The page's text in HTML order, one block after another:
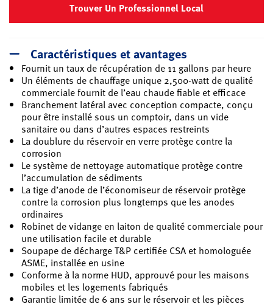
Trouver Un Professionnel Local
Caractéristiques et avantages
Fournit un taux de récupération de 11 gallons par heure
Un éléments de chauffage unique 2,500-watt de qualité
commerciale fournit de l’eau chaude fiable et efficace
Branchement latéral avec conception compacte, conçu
pour être installé sous un comptoir, dans un vide
sanitaire ou dans d’autres espaces restreints
La doublure du réservoir en verre protège contre la
corrosion
Le système de nettoyage automatique protège contre
l’accumulation de sédiments
La tige d’anode de l’économiseur de réservoir protège
contre la corrosion plus longtemps que les anodes
ordinaires
Robinet de vidange en laiton de qualité commerciale pour
une utilisation facile et durable
Soupape de décharge T&P certifiée CSA et homologuée
ASME, installée en usine
Conforme à la norme HUD, approuvé pour les maisons
mobiles et les logements fabriqués
Garantie limitée de 6 ans sur le réservoir et les pièces